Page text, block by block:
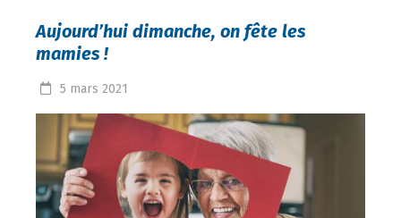
Aujourd’hui dimanche, on fête les
mamies !
5 mars 2021